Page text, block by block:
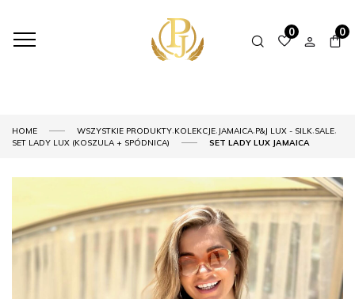
0 0
HOME WSZYSTKIE PRODUKTY,KOLEKCJE, JAMAICA,P&J LUX - SILK,SALE,
SET LADY LUX (KOSZULA + SPÓDNICA)
SET LADY LUX JAMAICA